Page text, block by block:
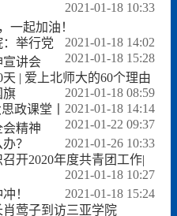
2021-01-18 10:33
一起加油！
2021-01-18 14:02
举行党
宣讲会
2021-01-18 15:28
| 爱上北师大的60个理由
2021-01-18 08:59
旗
2021-01-18 14:14
政课堂丨
精神
2021-01-22 09:37
？
2021-01-26 10:33
开2020年度共青团工作|
2021-01-18 10:27
！
2021-01-18 15:24
莺子到访三亚学院